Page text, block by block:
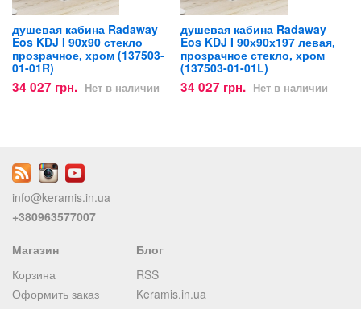
душевая кабина Radaway
Eos KDJ I 90x90 стекло
прозрачное, хром (137503-
01-01R)
34 027 грн. Нет в наличии
душевая кабина Radaway
Eos KDJ I 90х90х197 левая,
прозрачное стекло, хром
(137503-01-01L)
34 027 грн. Нет в наличии
info@keramis.in.ua
+380963577007
Магазин
Корзина
Оформить заказ
Блог
RSS
Keramis.in.ua